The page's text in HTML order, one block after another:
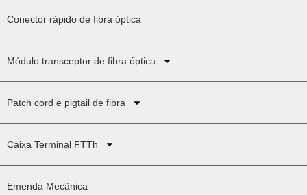
Conector rápido de fibra óptica
Módulo transceptor de fibra óptica
Patch cord e pigtail de fibra
Caixa Terminal FTTh
Emenda Mecânica